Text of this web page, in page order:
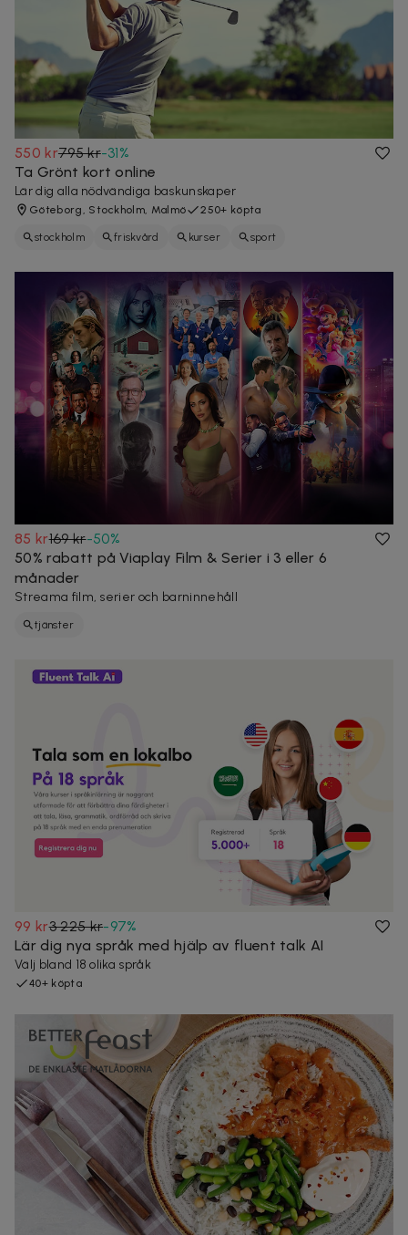
550 kr795 kr-31%
Ta Grönt kort online
Lär dig alla nödvändiga baskunskaper
Göteborg, Stockholm, Malmö 250+ köpta
stockholm friskvård kurser sport
85 kr169 kr-50%
50% rabatt på Viaplay Film & Serier i 3 eller 6
månader
Streama film, serier och barninnehåll
tjänster
99 kr3 225 kr-97%
Lär dig nya språk med hjälp av fluent talk AI
Välj bland 18 olika språk
40+ köpta